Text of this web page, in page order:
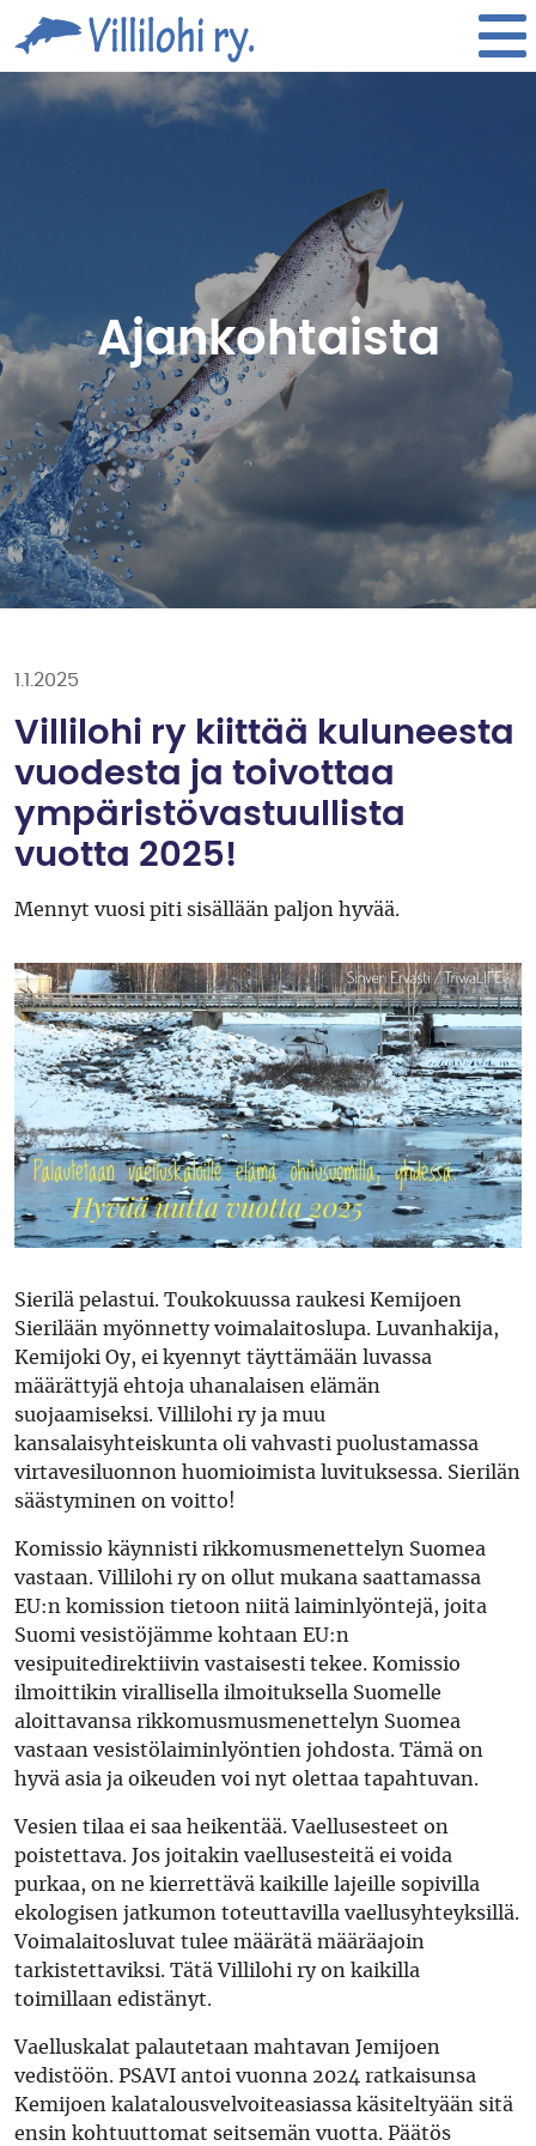
Villilohi
Ajankohtaista
1.1.2025
Villilohi ry kiittää kuluneesta
vuodesta ja toivottaa
ympäristövastuullista
vuotta 2025!
Mennyt vuosi piti sisällään paljon hyvää.
Sierilä pelastui. Toukokuussa raukesi Kemijoen
Sierilään myönnetty voimalaitoslupa. Luvanhakija,
Kemijoki Oy, ei kyennyt täyttämään luvassa
määrättyjä ehtoja uhanalaisen elämän
suojaamiseksi. Villilohi ry ja muu
kansalaisyhteiskunta oli vahvasti puolustamassa
virtavesiluonnon huomioimista luvituksessa. Sierilän
säästyminen on voitto!
Komissio käynnisti rikkomusmenettelyn Suomea
vastaan. Villilohi ry on ollut mukana saattamassa
EU:n komission tietoon niitä laiminlyöntejä, joita
Suomi vesistöjämme kohtaan EU:n
vesipuitedirektiivin vastaisesti tekee. Komissio
ilmoittikin virallisella ilmoituksella Suomelle
aloittavansa rikkomusmusmenettelyn Suomea
vastaan vesistölaiminlyöntien johdosta. Tämä on
hyvä asia ja oikeuden voi nyt olettaa tapahtuvan.
Vesien tilaa ei saa heikentää. Vaellusesteet on
poistettava. Jos joitakin vaellusesteitä ei voida
purkaa, on ne kierrettävä kaikille lajeille sopivilla
ekologisen jatkumon toteuttavilla vaellusyhteyksillä.
Voimalaitosluvat tulee määrätä määräajoin
tarkistettaviksi. Tätä Villilohi ry on kaikilla
toimillaan edistänyt.
Vaelluskalat palautetaan mahtavan Jemijoen
vedistöön. PSAVI antoi vuonna 2024 ratkaisunsa
Kemijoen kalatalousvelvoiteasiassa käsiteltyään sitä
ensin kohtuuttomat seitsemän vuotta. Päätös